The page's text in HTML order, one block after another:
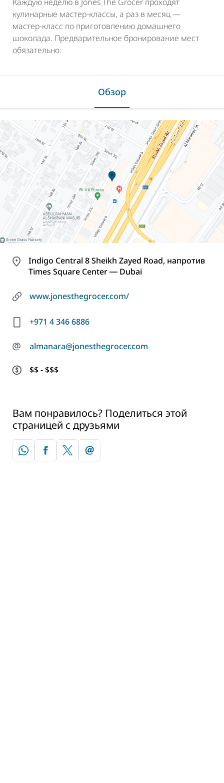
кулинарные мастер-классы, а раз в месяц —
мастер-класс по приготовлению домашнего
шоколада. Предварительное бронирование мест
обязательно.
Обзор
Indigo Central 8 Sheikh Zayed Road, напротив
Times Square Center ― Dubai
www.jonesthegrocer.com/
+971 4 346 6886
@ almanara@jonesthegrocer.com
$$ - $$$
Вам понравилось? Поделиться этой
страницей с друзьями